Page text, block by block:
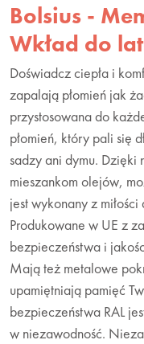
Bolsius -
Wkład do
Doświadcz ciepła i
zapalają płomień jak
przystosowana do
płomień, który pali się
sadzy ani dymu. Dzięki
mieszankom olejów,
jest wykonany z
Produkowane w UE z
bezpieczeństwa i
Mają też metalowe
upamiętniają pamięć
bezpieczeństwa RAL
w niezawodność.